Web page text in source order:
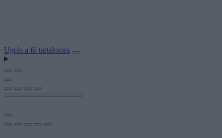
Ugrás a fő tartalomra